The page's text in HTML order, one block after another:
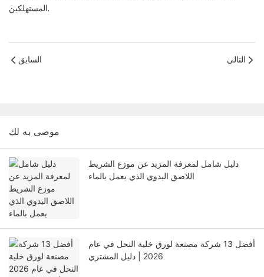
المستهلكين.
السابق التالي
موصى به لك
دليل شامل لمعرفة المزيد عن موزع الشريط
اللاصق اليدوي الذي يعمل بالماء
أفضل 13 شركة مصنعة لورق خلية النحل في عام
2026 | دليل المشتري